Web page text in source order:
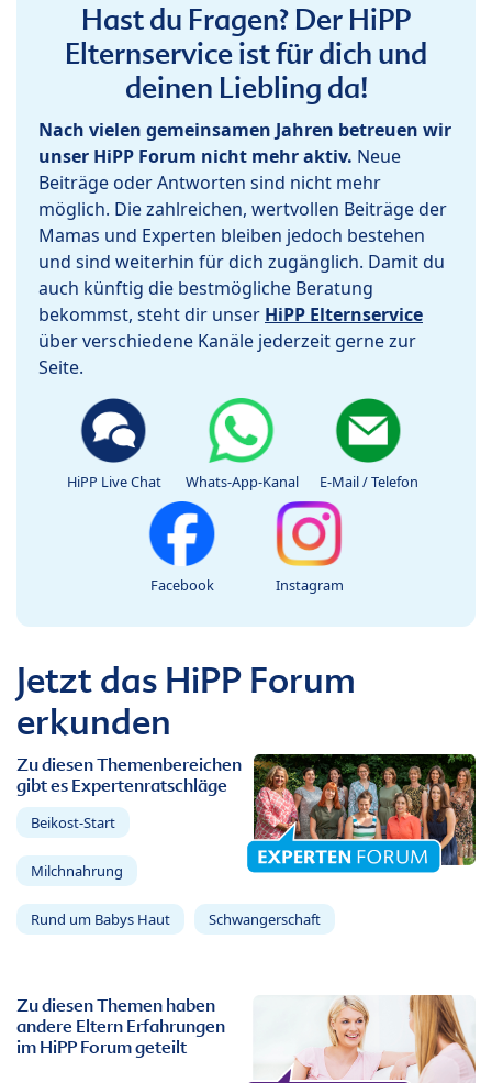
Hast du Fragen? Der HiPP
Elternservice ist für dich und
deinen Liebling da!
Nach vielen gemeinsamen Jahren betreuen wir
unser HiPP Forum nicht mehr aktiv. Neue
Beiträge oder Antworten sind nicht mehr
möglich. Die zahlreichen, wertvollen Beiträge der
Mamas und Experten bleiben jedoch bestehen
und sind weiterhin für dich zugänglich. Damit du
auch künftig die bestmögliche Beratung
bekommst, steht dir unser HiPP Elternservice
über verschiedene Kanäle jederzeit gerne zur
Seite.
HiPP Live Chat Whats-App-Kanal E-Mail / Telefon
Facebook Instagram
Jetzt das HiPP Forum
erkunden
Zu diesen Themenbereichen
gibt es Expertenratschläge
Beikost-Start
Milchnahrung
Rund um Babys Haut Schwangerschaft
Zu diesen Themen haben
andere Eltern Erfahrungen
im HiPP Forum geteilt